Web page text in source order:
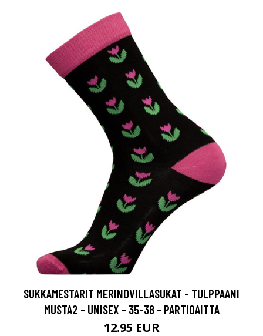
SUKKAMESTARIT MERINOVILLASUKAT - TULPPAANI
MUSTA2 - UNISEX - 35-38 - PARTIOAITTA
12.95 EUR